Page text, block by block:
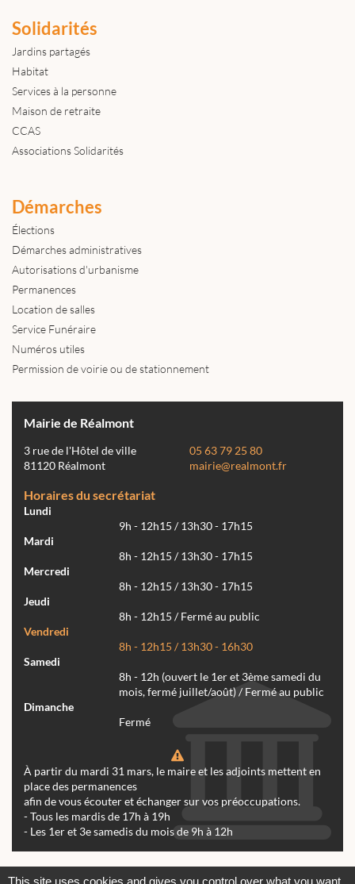
Solidarités
Jardins partagés
Habitat
Services à la personne
Maison de retraite
CCAS
Associations Solidarités
Démarches
Élections
Démarches administratives
Autorisations d'urbanisme
Permanences
Location de salles
Service Funéraire
Numéros utiles
Permission de voirie ou de stationnement
Mairie de Réalmont
3 rue de l'Hôtel de ville
81120 Réalmont
05 63 79 25 80
mairie@realmont.fr
Horaires du secrétariat
Lundi
9h - 12h15 / 13h30 - 17h15
Mardi
8h - 12h15 / 13h30 - 17h15
Mercredi
8h - 12h15 / 13h30 - 17h15
Jeudi
8h - 12h15 / Fermé au public
Vendredi
8h - 12h15 / 13h30 - 16h30
Samedi
8h - 12h (ouvert le 1er et 3ème samedi du
mois, fermé juillet/août) / Fermé au public
Dimanche
Fermé
À partir du mardi 31 mars, le maire et les adjoints mettent en
place des permanences
afin de vous écouter et échanger sur vos préoccupations.
- Tous les mardis de 17h à 19h
- Les 1er et 3e samedis du mois de 9h à 12h
This site uses cookies and gives you control over what you want